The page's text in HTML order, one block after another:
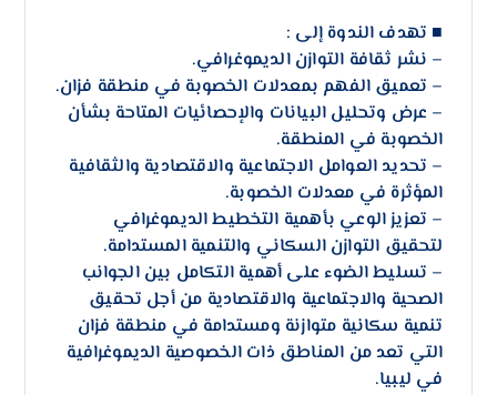
■ تهدف الندوة إلى :
– نشر ثقافة التوازن الديموغرافي.
– تعميق الفهم بمعدلات الخصوبة في منطقة فزان.
– عرض وتحليل البيانات والإحصائيات المتاحة بشأن
الخصوبة في المنطقة.
– تحديد العوامل الاجتماعية والاقتصادية والثقافية
المؤثرة في معدلات الخصوبة.
– تعزيز الوعي بأهمية التخطيط الديموغرافي
لتحقيق التوازن السكاني والتنمية المستدامة.
– تسليط الضوء على أهمية التكامل بين الجوانب
الصحية والاجتماعية والاقتصادية من أجل تحقيق
تنمية سكانية متوازنة ومستدامة في منطقة فزان
التي تعد من المناطق ذات الخصوصية الديموغرافية
في ليبيا.